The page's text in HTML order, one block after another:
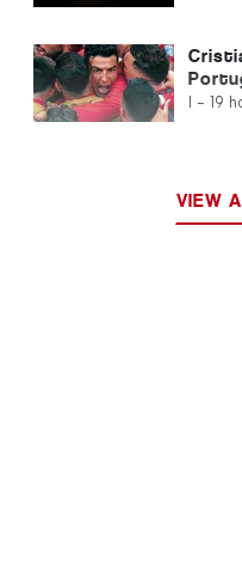
I - 19
VIEW